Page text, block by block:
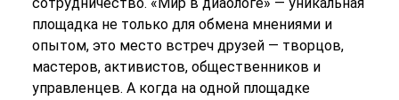
площадка не только для обмена мнениями и
опытом, это место встреч друзей — творцов,
мастеров, активистов, общественников и
управленцев. А когда на одной площадке